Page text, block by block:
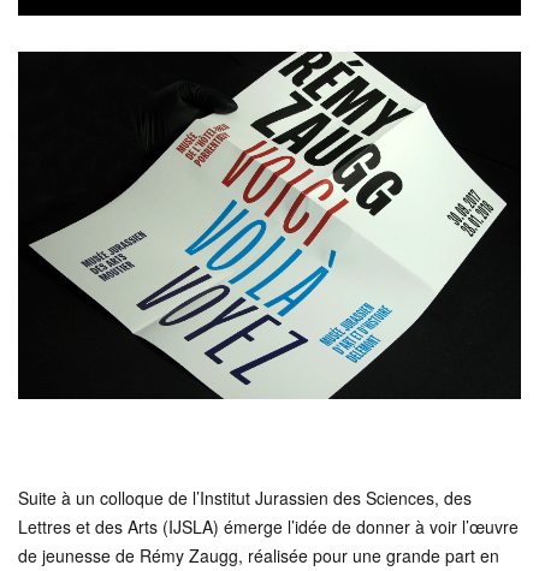
Suite à un colloque de l’Institut Jurassien des Sciences, des
Lettres et des Arts (IJSLA) émerge l’idée de donner à voir l’œuvre
de jeunesse de Rémy Zaugg, réalisée pour une grande part en